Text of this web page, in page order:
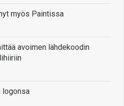
myös Paintissa
avoimen lähdekoodin
logonsa